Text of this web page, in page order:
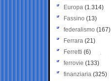
Europa (1.314)
Fassino (13)
federalismo (167)
Ferrara (21)
Ferretti (6)
ferrovie (133)
finanziaria (325)